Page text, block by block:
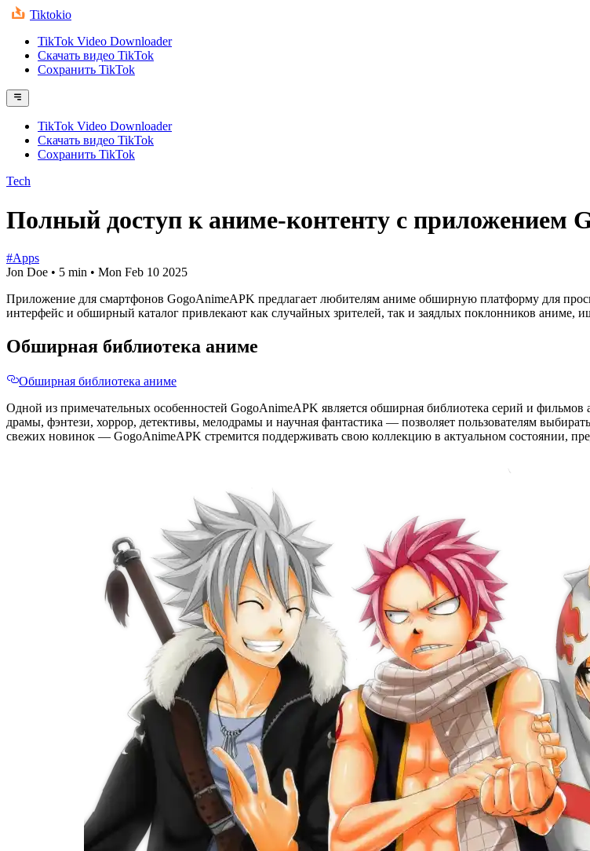
Tiktokio
TikTok Video Downloader
Скачать видео TikTok
Сохранить TikTok
TikTok Video Downloader
Скачать видео TikTok
Сохранить TikTok
Tech
Полный доступ к аниме-контенту с приложением
#Apps
Jon Doe • 5 min • Mon Feb 10 2025
Приложение для смартфонов GogoAnimeAPK предлагает любителям аниме обширную платформу для
интерфейс и обширный каталог привлекают как случайных зрителей, так и заядлых поклонников аниме,
Обширная библиотека аниме
Обширная библиотека аниме
Одной из примечательных особенностей GogoAnimeAPK является обширная библиотека серий и
драмы, фэнтези, хоррор, детективы, мелодрамы и научная фантастика — позволяет пользователям
свежих новинок — GogoAnimeAPK стремится поддерживать свою коллекцию в актуальном состоянии,